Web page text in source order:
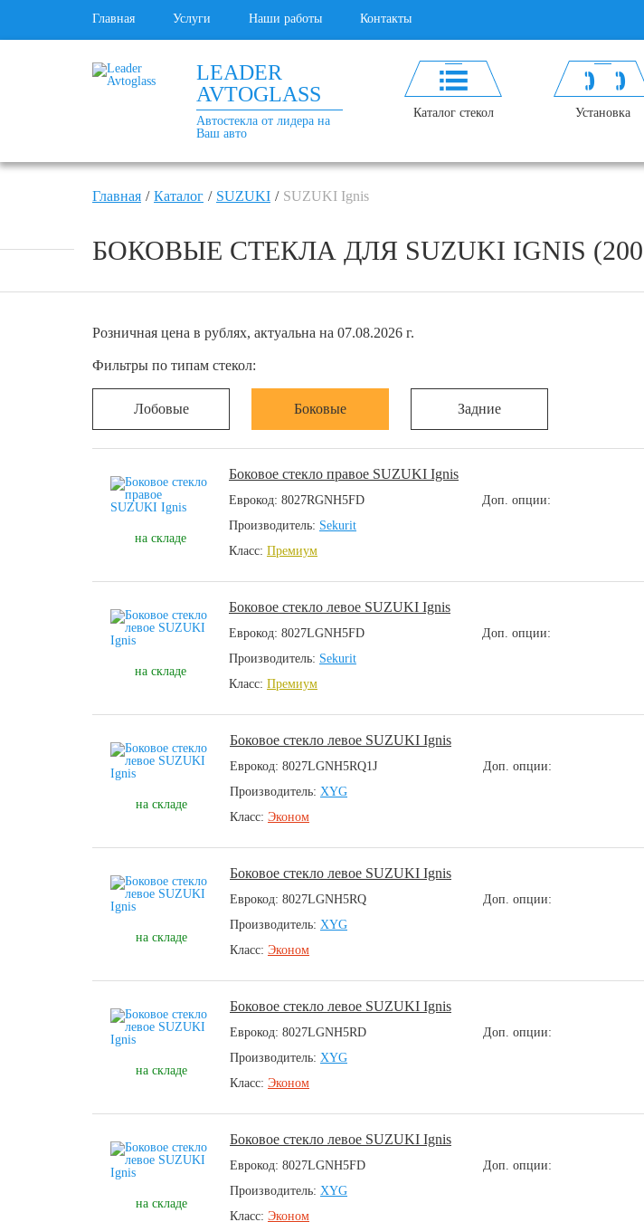
Главная Услуги Наши работы Контакты
LEADER
AVTOGLASS
Автостекла от лидера на
Ваш авто
Каталог стекол Установка
Главная Каталог SUZUKI SUZUKI Ignis
БОКОВЫЕ СТЕКЛА ДЛЯ SUZUKI IGNIS
Розничная цена в рублях, актуальна на 07.08.2026 г.
Фильтры по типам стекол:
Лобовые Боковые Задние
на складе
Боковое стекло правое SUZUKI Ignis
Еврокод: 8027RGNH5FD
Производитель: Sekurit
Класс: Премиум
Доп. опции:
на складе
Боковое стекло левое SUZUKI Ignis
Еврокод: 8027LGNH5FD
Производитель: Sekurit
Класс: Премиум
Доп. опции:
на складе
Боковое стекло левое SUZUKI Ignis
Еврокод: 8027LGNH5RQ1J
Производитель: XYG
Класс: Эконом
Доп. опции:
на складе
Боковое стекло левое SUZUKI Ignis
Еврокод: 8027LGNH5RQ
Производитель: XYG
Класс: Эконом
Доп. опции:
на складе
Боковое стекло левое SUZUKI Ignis
Еврокод: 8027LGNH5RD
Производитель: XYG
Класс: Эконом
Доп. опции:
на складе
Боковое стекло левое SUZUKI Ignis
Еврокод: 8027LGNH5FD
Производитель: XYG
Класс: Эконом
Доп. опции: